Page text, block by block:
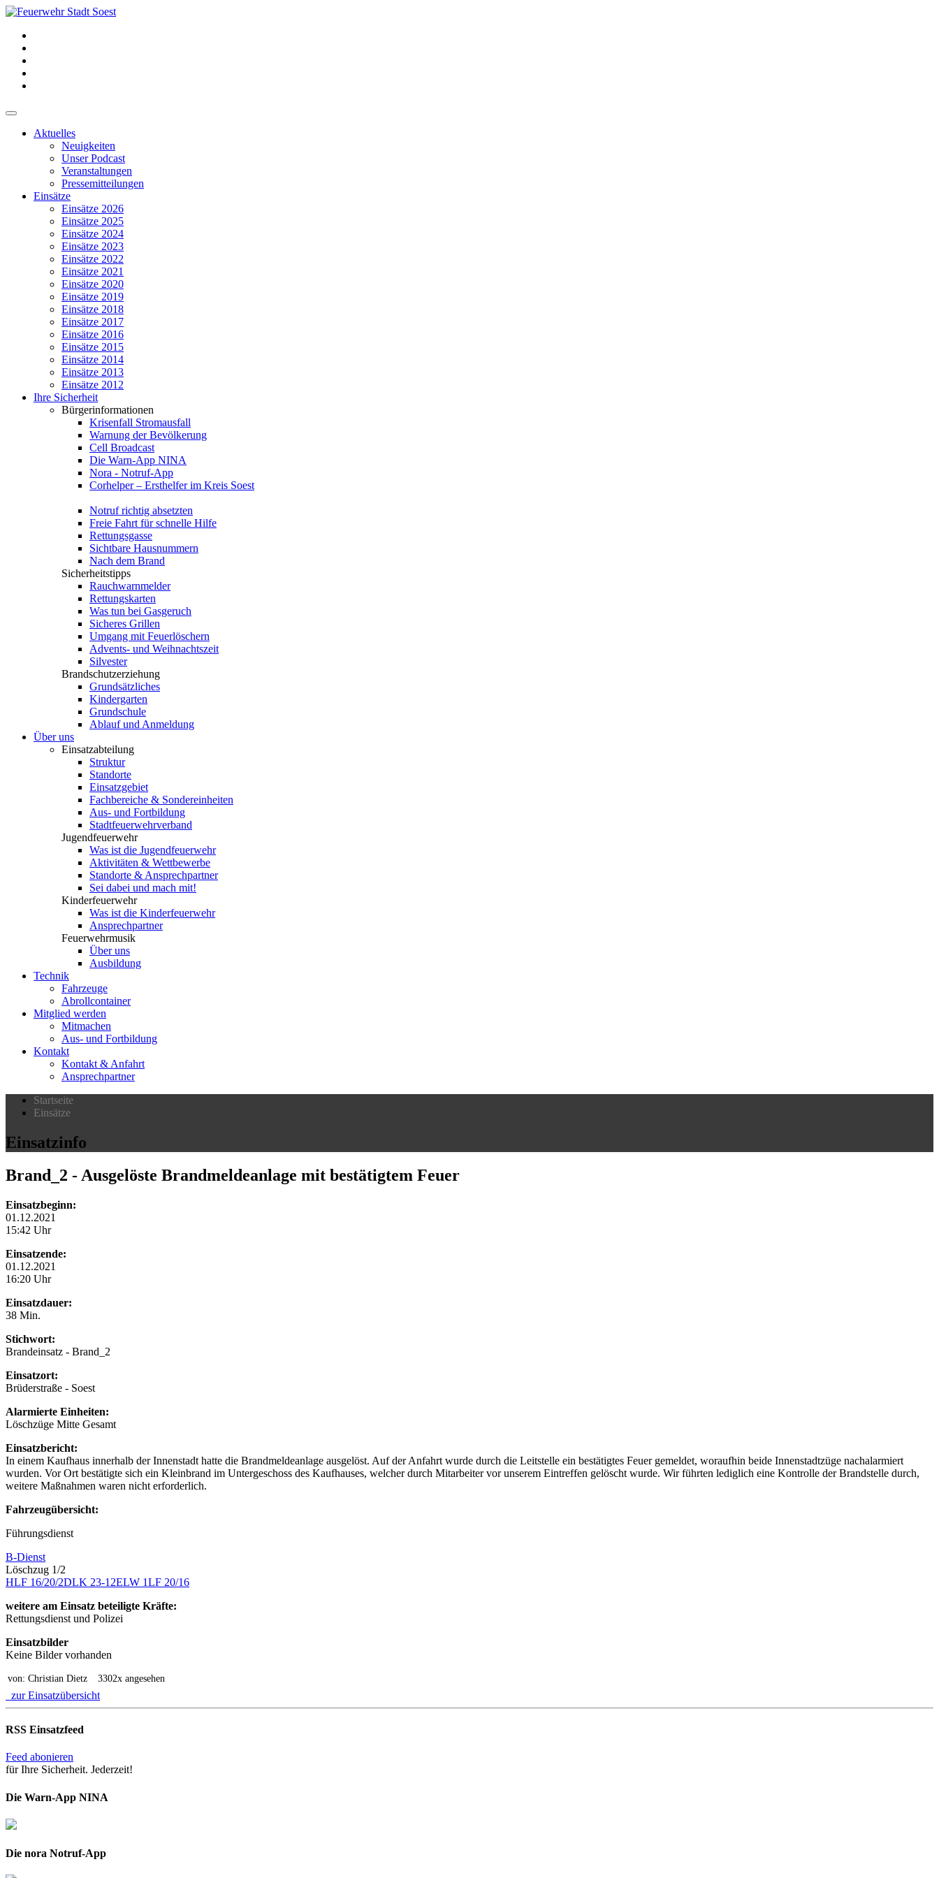
Aktuelles
Neuigkeiten
Unser Podcast
Veranstaltungen
Pressemitteilungen
Einsätze
Einsätze 2026
Einsätze 2025
Einsätze 2024
Einsätze 2023
Einsätze 2022
Einsätze 2021
Einsätze 2020
Einsätze 2019
Einsätze 2018
Einsätze 2017
Einsätze 2016
Einsätze 2015
Einsätze 2014
Einsätze 2013
Einsätze 2012
Ihre Sicherheit
Bürgerinformationen
Krisenfall Stromausfall
Warnung der Bevölkerung
Cell Broadcast
Die Warn-App NINA
Nora - Notruf-App
Corhelper – Ersthelfer im Kreis Soest
Notruf richtig absetzten
Freie Fahrt für schnelle Hilfe
Rettungsgasse
Sichtbare Hausnummern
Nach dem Brand
Sicherheitstipps
Rauchwarnmelder
Rettungskarten
Was tun bei Gasgeruch
Sicheres Grillen
Umgang mit Feuerlöschern
Advents- und Weihnachtszeit
Silvester
Brandschutzerziehung
Grundsätzliches
Kindergarten
Grundschule
Ablauf und Anmeldung
Über uns
Einsatzabteilung
Struktur
Standorte
Einsatzgebiet
Fachbereiche & Sondereinheiten
Aus- und Fortbildung
Stadtfeuerwehrverband
Jugendfeuerwehr
Was ist die Jugendfeuerwehr
Aktivitäten & Wettbewerbe
Standorte & Ansprechpartner
Sei dabei und mach mit!
Kinderfeuerwehr
Was ist die Kinderfeuerwehr
Ansprechpartner
Feuerwehrmusik
Über uns
Ausbildung
Technik
Fahrzeuge
Abrollcontainer
Mitglied werden
Mitmachen
Aus- und Fortbildung
Kontakt
Kontakt & Anfahrt
Ansprechpartner
Startseite
Einsätze
Einsatzinfo
Brand_2 - Ausgelöste Brandmeldeanlage mit bestätigtem Feuer
Einsatzbeginn:
01.12.2021
15:42 Uhr
Einsatzende:
01.12.2021
16:20 Uhr
Einsatzdauer:
38 Min.
Stichwort:
Brandeinsatz - Brand_2
Einsatzort:
Brüderstraße - Soest
Alarmierte Einheiten:
Löschzüge Mitte Gesamt
Einsatzbericht:
In einem Kaufhaus innerhalb der Innenstadt hatte die Brandmeldeanlage ausgelöst. Auf der Anfahrt wurde durch die Leitstelle ein bestätigtes Feuer gemeldet, woraufhin beide Innenstadtzüge nachalarmiert
wurden. Vor Ort bestätigte sich ein Kleinbrand im Untergeschoss des Kaufhauses, welcher durch Mitarbeiter vor unserem Eintreffen gelöscht wurde. Wir führten lediglich eine Kontrolle der Brandstelle durch,
weitere Maßnahmen waren nicht erforderlich.
Fahrzeugübersicht:
Führungsdienst
B-Dienst
Löschzug 1/2
HLF 16/20/2DLK 23-12ELW 1LF 20/16
weitere am Einsatz beteiligte Kräfte:
Rettungsdienst und Polizei
Einsatzbilder
Keine Bilder vorhanden
von: Christian Dietz 3302x angesehen
zur Einsatzübersicht
RSS Einsatzfeed
Feed abonieren
für Ihre Sicherheit. Jederzeit!
Die Warn-App NINA
Die nora Notruf-App